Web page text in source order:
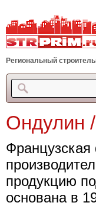
Региональный
Ондулин
продукцию
основана в